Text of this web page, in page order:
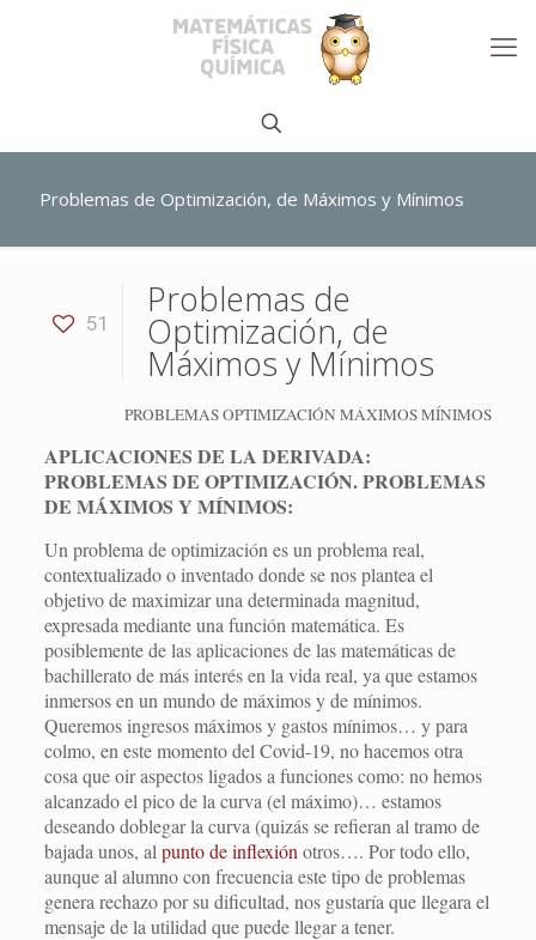
Problemas de Optimización, de Máximos y Mínimos
51
Problemas de
Optimización, de
Máximos y Mínimos
PROBLEMAS OPTIMIZACIÓN MÁXIMOS MÍNIMOS
APLICACIONES DE LA DERIVADA:
PROBLEMAS DE OPTIMIZACIÓN. PROBLEMAS
DE MÁXIMOS Y MÍNIMOS:
Un problema de optimización es un problema real,
contextualizado o inventado donde se nos plantea el
objetivo de maximizar una determinada magnitud,
expresada mediante una función matemática. Es
posiblemente de las aplicaciones de las matemáticas de
bachillerato de más interés en la vida real, ya que estamos
inmersos en un mundo de máximos y de mínimos.
Queremos ingresos máximos y gastos mínimos… y para
colmo, en este momento del Covid-19, no hacemos otra
cosa que oir aspectos ligados a funciones como: no hemos
alcanzado el pico de la curva (el máximo)… estamos
deseando doblegar la curva (quizás se refieran al tramo de
bajada unos, al punto de inflexión otros…. Por todo ello,
aunque al alumno con frecuencia este tipo de problemas
genera rechazo por su dificultad, nos gustaría que llegara el
mensaje de la utilidad que puede llegar a tener.